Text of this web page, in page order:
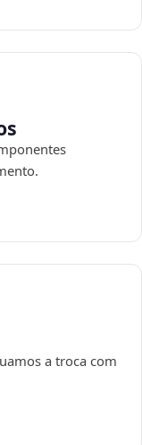
a troca com